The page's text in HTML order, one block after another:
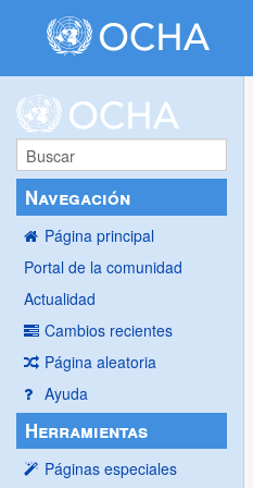
Navegación
Página principal
Portal de la comunidad
Actualidad
Cambios recientes
Página aleatoria
Ayuda
Herramientas
Páginas especiales